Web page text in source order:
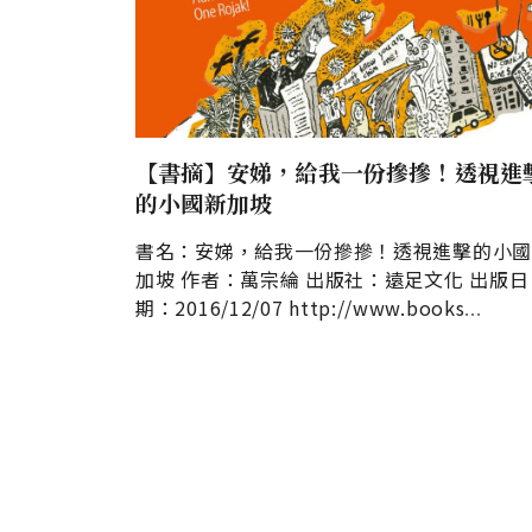
【書摘】安娣，給我一份摻摻！透視進
的小國新加坡
書名：安娣，給我一份摻摻！透視進擊的小
加坡 作者：萬宗綸 出版社：遠足文化 出版日
期：2016/12/07 http://www.books...